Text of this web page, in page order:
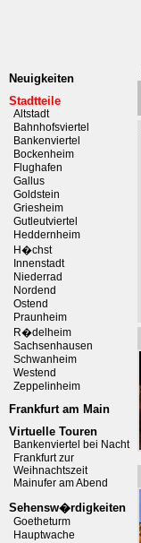
Neuigkeiten
Stadtteile
Altstadt
Bahnhofsviertel
Bankenviertel
Bockenheim
Flughafen
Gallus
Goldstein
Griesheim
Gutleutviertel
Heddernheim
H�chst
Innenstadt
Niederrad
Nordend
Ostend
Praunheim
R�delheim
Sachsenhausen
Schwanheim
Westend
Zeppelinheim
Frankfurt am Main
Virtuelle Touren
Bankenviertel bei Nacht
Frankfurt zur
Weihnachtszeit
Mainufer am Abend
Sehensw�rdigkeiten
Goetheturm
Hauptwache